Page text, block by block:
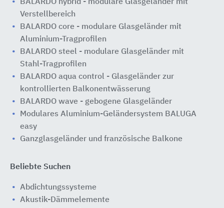
BALARDO hybrid - modulare Glasgeländer mit
Verstellbereich
BALARDO core - modulare Glasgeländer mit
Aluminium-Tragprofilen
BALARDO steel - modulare Glasgeländer mit
Stahl-Tragprofilen
BALARDO aqua control - Glasgeländer zur
kontrollierten Balkonentwässerung
BALARDO wave - gebogene Glasgeländer
Modulares Aluminium-Geländersystem BALUGA
easy
Ganzglasgeländer und französische Balkone
Beliebte Suchen
Abdichtungssysteme
Akustik-Dämmelemente